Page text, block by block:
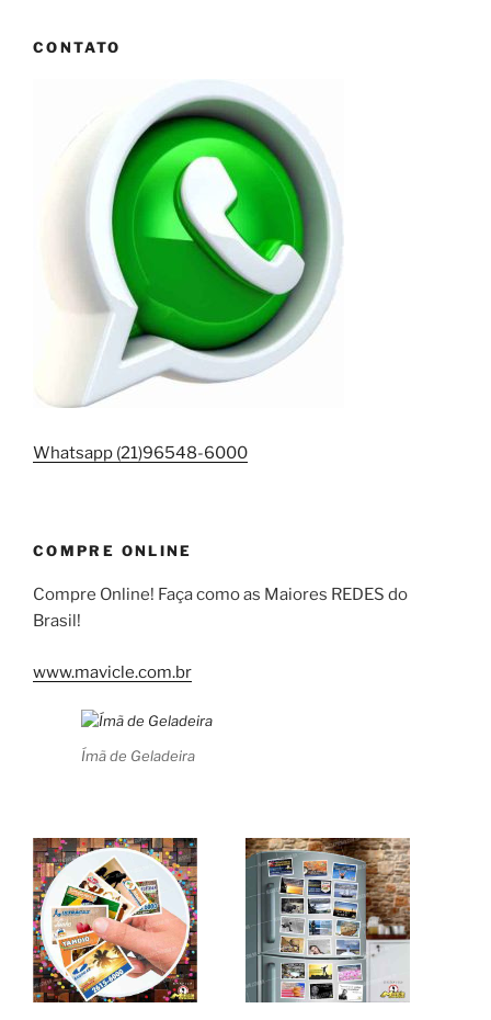
CONTATO
Whatsapp (21)96548-6000
COMPRE ONLINE
Compre Online! Faça como as Maiores REDES do
Brasil!
www.mavicle.com.br
Ímã de Geladeira